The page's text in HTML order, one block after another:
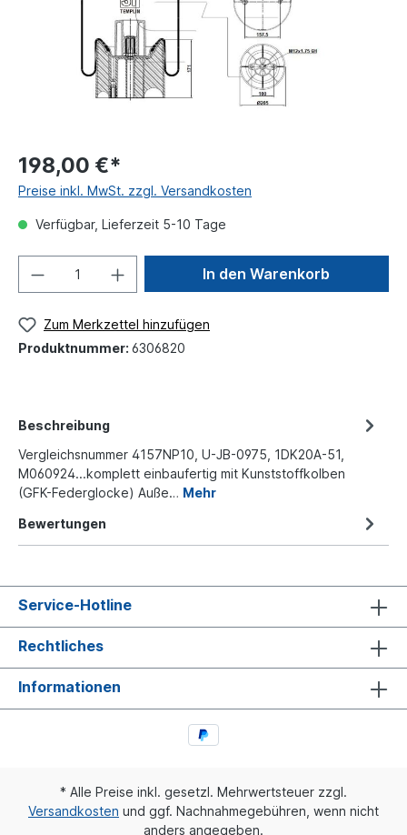
198,00 €*
Preise inkl. MwSt. zzgl. Versandkosten
Verfügbar, Lieferzeit 5-10 Tage
In den Warenkorb
Zum Merkzettel hinzufügen
Produktnummer: 6306820
Beschreibung
Vergleichsnummer 4157NP10, U-JB-0975, 1DK20A-51,
M060924...komplett einbaufertig mit Kunststoffkolben
(GFK-Federglocke) Auße… Mehr
Bewertungen
Service-Hotline
Rechtliches
Informationen
* Alle Preise inkl. gesetzl. Mehrwertsteuer zzgl.
Versandkosten und ggf. Nachnahmegebühren, wenn nicht
anders angegeben.